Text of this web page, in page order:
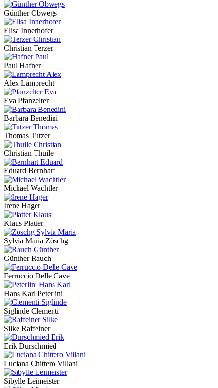
Günther Obwegs
Elisa Innerhofer
Christian Terzer
Paul Hafner
Alex Lamprecht
Eva Pfanzelter
Barbara Benedini
Thomas Tutzer
Christian Thuile
Eduard Bernhart
Michael Wachtler
Irene Hager
Klaus Platter
Sylvia Maria Zöschg
Günther Rauch
Ferruccio Delle Cave
Hans Karl Peterlini
Siglinde Clementi
Silke Raffeiner
Erik Durschmied
Luciana Chittero Villani
Sibylle Leimeister